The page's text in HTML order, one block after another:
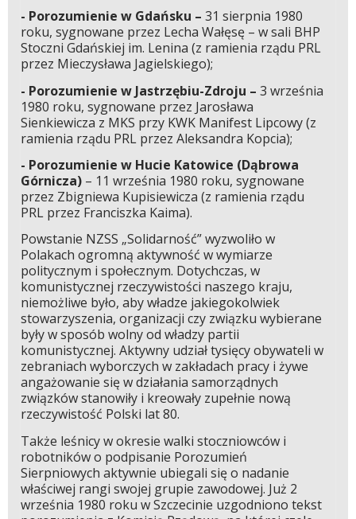
- Porozumienie w Gdańsku – 31 sierpnia 1980
roku, sygnowane przez Lecha Wałęsę – w sali BHP
Stoczni Gdańskiej im. Lenina (z ramienia rządu PRL
przez Mieczysława Jagielskiego);
- Porozumienie w Jastrzębiu-Zdroju – 3 września
1980 roku, sygnowane przez Jarosława
Sienkiewicza z MKS przy KWK Manifest Lipcowy (z
ramienia rządu PRL przez Aleksandra Kopcia);
- Porozumienie w Hucie Katowice (Dąbrowa
Górnicza) – 11 września 1980 roku, sygnowane
przez Zbigniewa Kupisiewicza (z ramienia rządu
PRL przez Franciszka Kaima).
Powstanie NZSS „Solidarność” wyzwoliło w
Polakach ogromną aktywność w wymiarze
politycznym i społecznym. Dotychczas, w
komunistycznej rzeczywistości naszego kraju,
niemożliwe było, aby władze jakiegokolwiek
stowarzyszenia, organizacji czy związku wybierane
były w sposób wolny od władzy partii
komunistycznej. Aktywny udział tysięcy obywateli w
zebraniach wyborczych w zakładach pracy i żywe
angażowanie się w działania samorządnych
związków stanowiły i kreowały zupełnie nową
rzeczywistość Polski lat 80.
Także leśnicy w okresie walki stoczniowców i
robotników o podpisanie Porozumień
Sierpniowych aktywnie ubiegali się o nadanie
właściwej rangi swojej grupie zawodowej. Już 2
września 1980 roku w Szczecinie uzgodniono tekst